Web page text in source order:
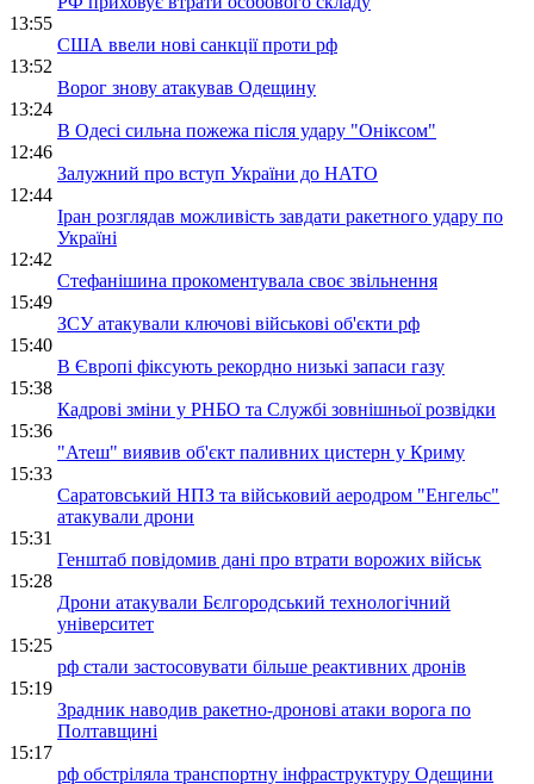
13:55
США ввели нові санкції проти рф
13:52
Ворог знову атакував Одещину
13:24
В Одесі сильна пожежа після удару "Оніксом"
12:46
Залужний про вступ України до НАТО
12:44
Іран розглядав можливість завдати ракетного удару по
Україні
12:42
Стефанішина прокоментувала своє звільнення
15:49
ЗСУ атакували ключові військові об'єкти рф
15:40
В Європі фіксують рекордно низькі запаси газу
15:38
Кадрові зміни у РНБО та Службі зовнішньої розвідки
15:36
"Атеш" виявив об'єкт паливних цистерн у Криму
15:33
Саратовський НПЗ та військовий аеродром "Енгельс"
атакували дрони
15:31
Генштаб повідомив дані про втрати ворожих військ
15:28
Дрони атакували Бєлгородський технологічний
університет
15:25
рф стали застосовувати більше реактивних дронів
15:19
Зрадник наводив ракетно-дронові атаки ворога по
Полтавщині
15:17
рф обстріляла транспортну інфраструктуру Одещини